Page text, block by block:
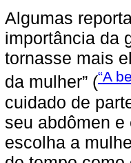
Algumas
importância da
tornasse mais
da mulher” (“A
cuidado de
seu abdômen
escolha a